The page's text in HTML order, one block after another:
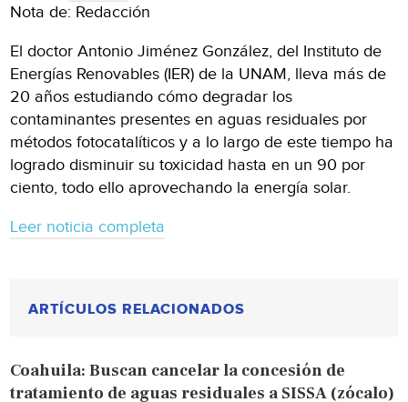
Nota de: Redacción
El doctor Antonio Jiménez González, del Instituto de
Energías Renovables (IER) de la UNAM, lleva más de
20 años estudiando cómo degradar los
contaminantes presentes en aguas residuales por
métodos fotocatalíticos y a lo largo de este tiempo ha
logrado disminuir su toxicidad hasta en un 90 por
ciento, todo ello aprovechando la energía solar.
Leer noticia completa
ARTÍCULOS RELACIONADOS
Coahuila: Buscan cancelar la concesión de
tratamiento de aguas residuales a SISSA (zócalo)